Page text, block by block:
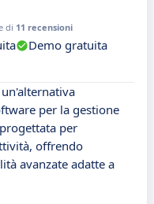
di 11 recensioni
Demo gratuita
per la gestione
per
offrendo
avanzate adatte a